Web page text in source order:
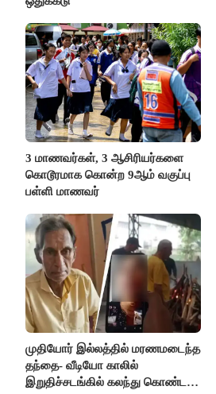
3 மாணவர்கள், 3 ஆசிரியர்களை
கொடூரமாக கொன்ற 9ஆம் வகுப்பு
பள்ளி மாணவர்
முதியோர் இல்லத்தில் மரணமடைந்த
தந்தை- வீடியோ காலில்
இறுதிச்சடங்கில் கலந்து கொண்ட